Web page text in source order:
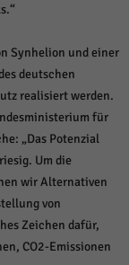
Synhelion und einer
deutschen
realisiert werden.
für
„Das Potenzial
Um die
wir Alternativen
von
Zeichen dafür,
CO2-Emissionen